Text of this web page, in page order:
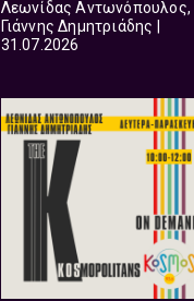
Λεωνίδας Αντωνόπουλος,
Γιάννης Δημητριάδης |
31.07.2026